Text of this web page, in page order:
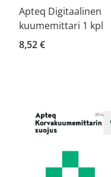
Apteq Digitaalinen
kuumemittari 1 kpl
8,52 €